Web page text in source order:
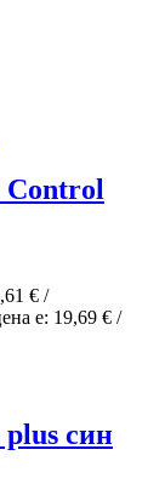
Control
€ /
е: 19,69 € /
plus син